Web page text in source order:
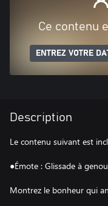
Ce contenu
ENTREZ VOTRE
Description
Le contenu suivant est
●Émote : Glissade à
Montrez le bonheur qui